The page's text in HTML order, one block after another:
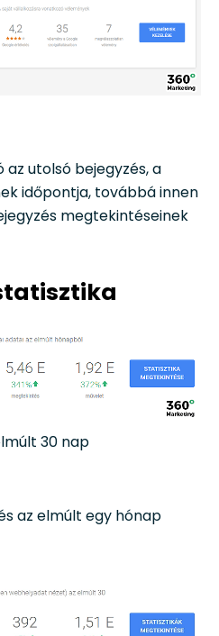
utolsó bejegyzés, a
időpontja, továbbá innen
megtekintéseinek
30 nap
az elmúlt egy hónap